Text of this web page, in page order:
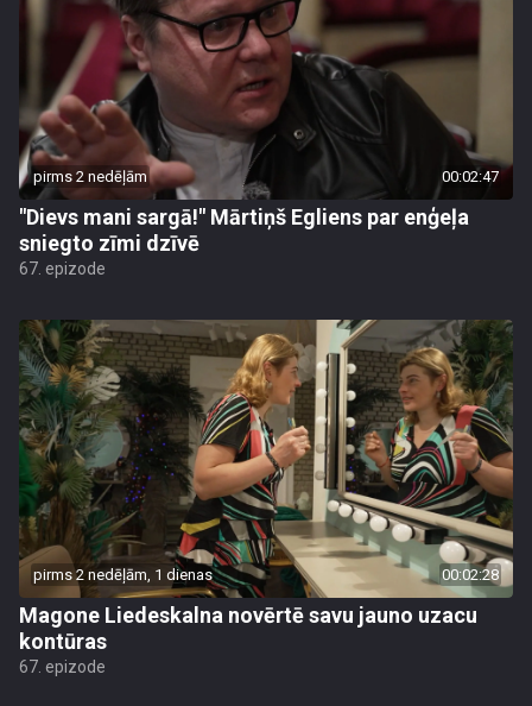
pirms 2 nedēļām 00:02:47
"Dievs mani sargā!" Mārtiņš Egliens par enģeļa
sniegto zīmi dzīvē
67. epizode
pirms 2 nedēļām, 1 dienas 00:02:28
Magone Liedeskalna novērtē savu jauno uzacu
kontūras
67. epizode